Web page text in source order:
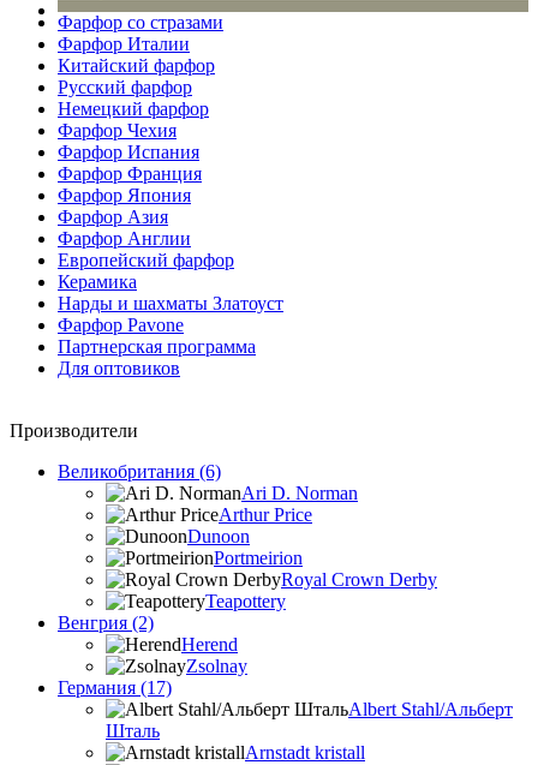
Фарфор со стразами
Фарфор Италии
Китайский фарфор
Русский фарфор
Немецкий фарфор
Фарфор Чехия
Фарфор Испания
Фарфор Франция
Фарфор Япония
Фарфор Азия
Фарфор Англии
Европейский фарфор
Керамика
Нарды и шахматы Златоуст
Фарфор Pavone
Партнерская программа
Для оптовиков
Производители
Великобритания (6)
Ari D. Norman
Arthur Price
Dunoon
Portmeirion
Royal Crown Derby
Teapottery
Венгрия (2)
Herend
Zsolnay
Германия (17)
Albert Stahl/Альбеpт
Шталь
Arnstadt kristall